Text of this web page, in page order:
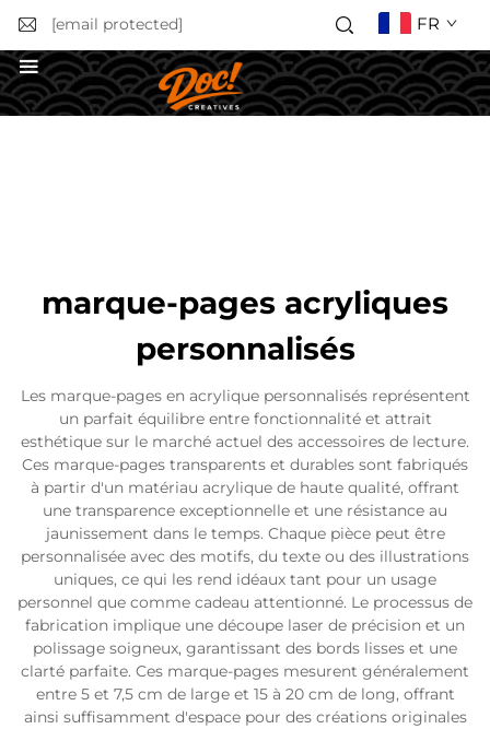
[email protected] FR
marque-pages acryliques
personnalisés
Les marque-pages en acrylique personnalisés représentent
un parfait équilibre entre fonctionnalité et attrait
esthétique sur le marché actuel des accessoires de lecture.
Ces marque-pages transparents et durables sont fabriqués
à partir d'un matériau acrylique de haute qualité, offrant
une transparence exceptionnelle et une résistance au
jaunissement dans le temps. Chaque pièce peut être
personnalisée avec des motifs, du texte ou des illustrations
uniques, ce qui les rend idéaux tant pour un usage
personnel que comme cadeau attentionné. Le processus de
fabrication implique une découpe laser de précision et un
polissage soigneux, garantissant des bords lisses et une
clarté parfaite. Ces marque-pages mesurent généralement
entre 5 et 7,5 cm de large et 15 à 20 cm de long, offrant
ainsi suffisamment d'espace pour des créations originales